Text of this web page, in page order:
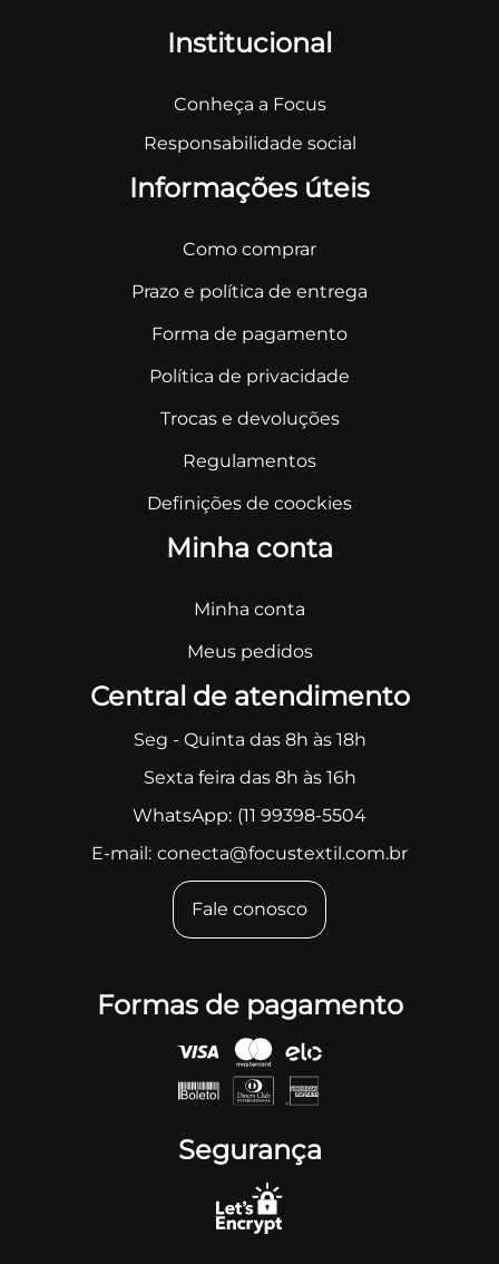
Institucional
Conheça a Focus
Responsabilidade social
Informações úteis
Como comprar
Prazo e política de entrega
Forma de pagamento
Política de privacidade
Trocas e devoluções
Regulamentos
Definições de coockies
Minha conta
Minha conta
Meus pedidos
Central de atendimento
Seg - Quinta das 8h às 18h
Sexta feira das 8h às 16h
WhatsApp: (11 99398-5504
E-mail: conecta@focustextil.com.br
Fale conosco
Formas de pagamento
Segurança